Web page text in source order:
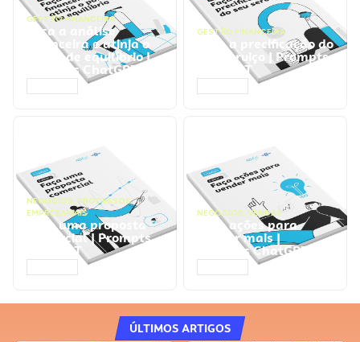
GESTÃO FINANCEIRA
Faça a análise
financeira e atinja o
ponto de equilíbrio |
Prompts ChatGPT
GESTÃO FINANCEIRA
Faça a precificação do
seu serviço | Prompts
ChatGPT
NEGÓCIOS, PROCESSOS
EMPRESARIAIS
Faça uma proposta
comercial | Prompts
ChatGPT
NEGÓCIOS, VENDAS
Faça ações para
vender mais |
Prompts ChatGPT
ÚLTIMOS ARTIGOS